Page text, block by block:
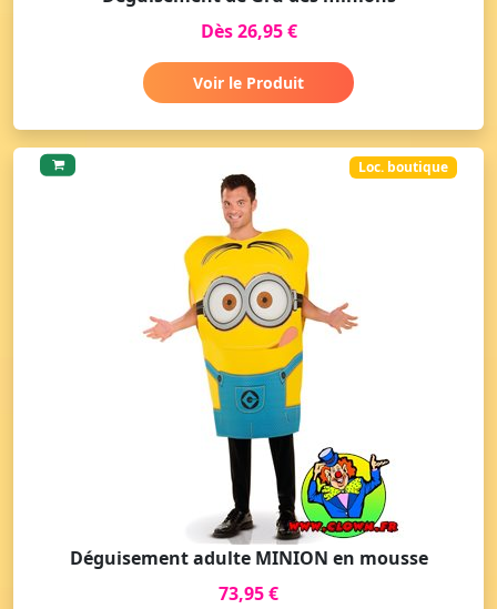
Dès 26,95 €
Voir le Produit
Loc. boutique
Déguisement adulte MINION en mousse
73,95 €